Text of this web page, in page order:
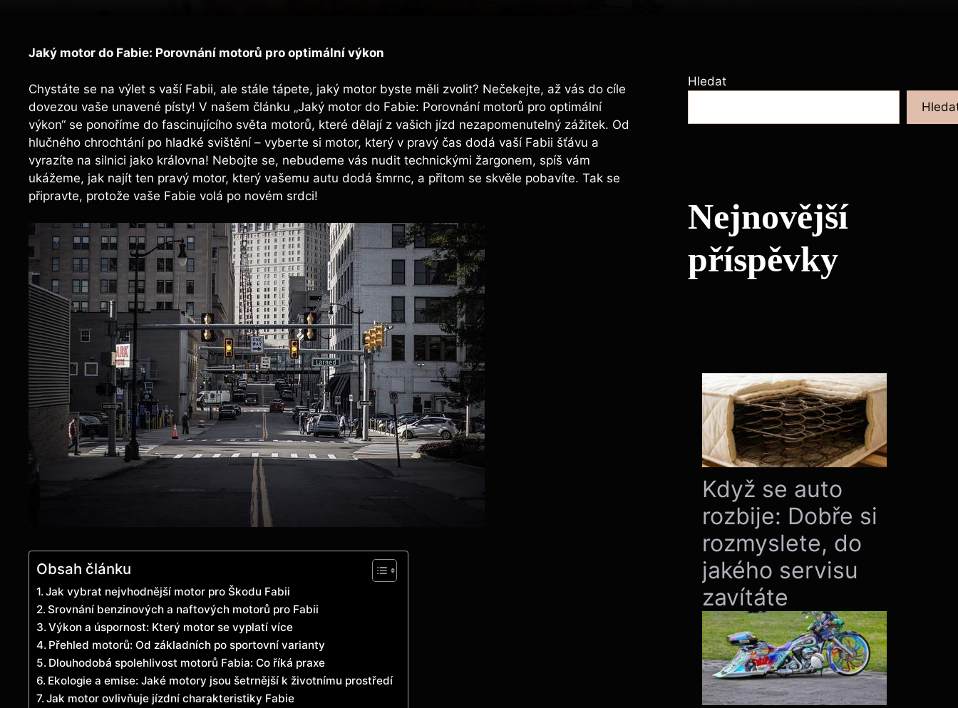
Jaký motor do Fabie: Porovnání motorů pro optimální výkon
Chystáte se na výlet s vaší Fabii, ale stále tápete, jaký motor byste měli zvolit? Nečekejte, až vás do cíle
dovezou vaše unavené písty! V našem článku „Jaký motor do Fabie: Porovnání motorů pro optimální
výkon“ se ponoříme do fascinujícího světa motorů, které dělají z vašich jízd nezapomenutelný zážitek. Od
hlučného chrochtání po hladké svištění – vyberte si motor, který v pravý čas dodá vaší Fabii šťávu a
vyrazíte na silnici jako královna! Nebojte se, nebudeme vás nudit technickými žargonem, spíš vám
ukážeme, jak najít ten pravý motor, který vašemu autu dodá šmrnc, a přitom se skvěle pobavíte. Tak se
připravte, protože vaše Fabie volá po novém srdci!
Obsah článku
Jak vybrat nejvhodnější motor pro Škodu Fabii
Srovnání benzinových a naftových motorů pro Fabii
Výkon a úspornost: Který motor se vyplatí více
Přehled motorů: Od základních po sportovní varianty
Dlouhodobá spolehlivost motorů Fabia: Co říká praxe
Ekologie a emise: Jaké motory jsou šetrnější k životnímu prostředí
Jak motor ovlivňuje jízdní charakteristiky Fabie
Hledat
Nejnovější
příspěvky
Když se auto
rozbije: Dobře si
rozmyslete, do
jakého servisu
zavítáte